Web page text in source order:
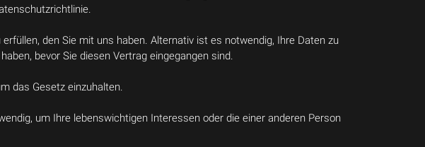
den Sie mit uns haben. Alternativ ist es notwendig, Ihre Daten zu
bevor Sie diesen Vertrag eingegangen sind.
das Gesetz einzuhalten.
um Ihre lebenswichtigen Interessen oder die einer anderen Person